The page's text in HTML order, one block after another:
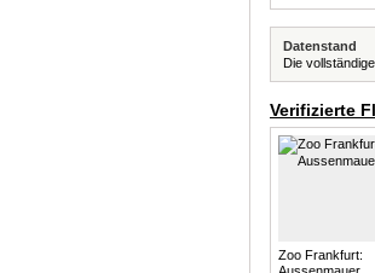
Datenstand
Die
Verifizierte
Zoo Frankfurt: